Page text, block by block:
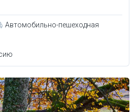
Автомобильно-пешеходная